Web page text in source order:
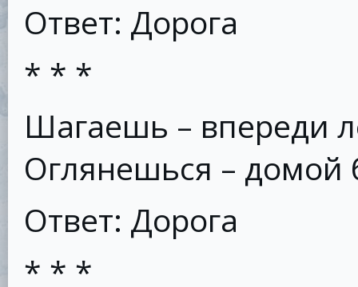
Ответ: Дорога
* * *
Шагаешь – впереди
Оглянешься – домой
Ответ: Дорога
* * *